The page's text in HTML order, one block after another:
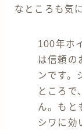
なところも気
100年ホ
は信頼の
ンです。
ところで
ん。もと
シワに効